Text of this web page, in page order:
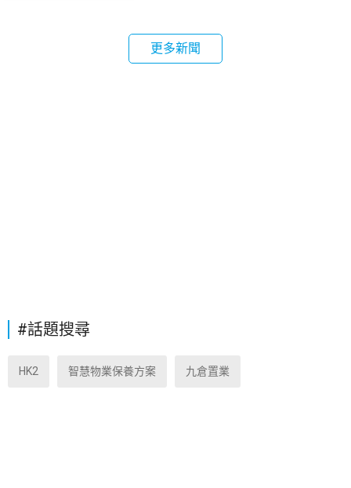
更多新聞
#話題搜尋
HK2 智慧物業保養方案 九倉置業